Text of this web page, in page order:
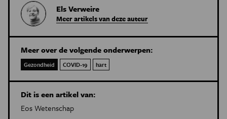
Els Verweire
Meer artikels van deze auteur
Meer over de volgende onderwerpen:
Gezondheid COVID-19 hart
Dit is een artikel van:
Eos Wetenschap